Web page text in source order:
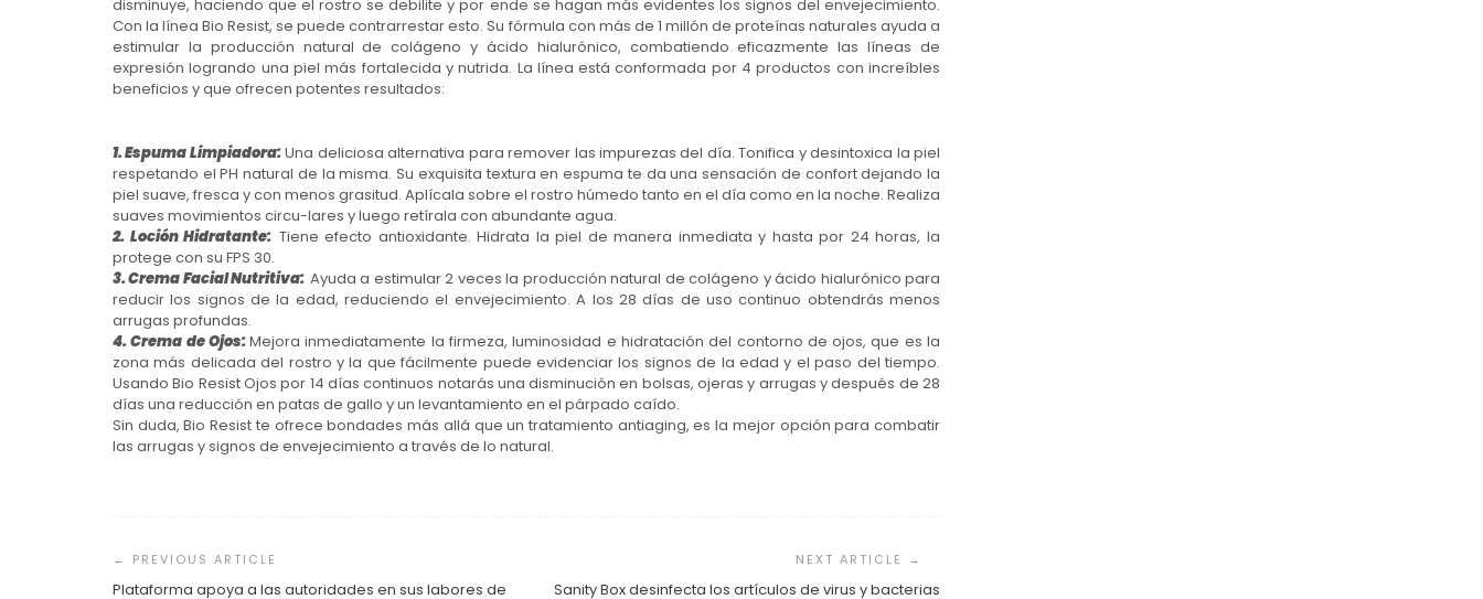
disminuye, haciendo que el rostro se debilite y por ende se hagan más evidentes los signos del envejecimiento.
Con la línea Bio Resist, se puede contrarrestar esto. Su fórmula con más de 1 millón de proteínas naturales ayuda a
estimular la producción natural de colágeno y ácido hialurónico, combatiendo eficazmente las líneas de
expresión logrando una piel más fortalecida y nutrida. La línea está conformada por 4 productos con increíbles
beneficios y que ofrecen potentes resultados:
1. Espuma Limpiadora:Una deliciosa alternativa para remover las impurezas del día. Tonifica y desintoxica la piel
respetando el PH natural de la misma. Su exquisita textura en espuma te da una sensación de confort dejando la
piel suave, fresca y con menos grasitud. Aplícala sobre el rostro húmedo tanto en el día como en la noche. Realiza
suaves movimientos circu-lares y luego retírala con abundante agua.
2. Loción Hidratante: Tiene efecto antioxidante. Hidrata la piel de manera inmediata y hasta por 24 horas, la
protege con su FPS 30.
3. Crema Facial Nutritiva: Ayuda a estimular 2 veces la producción natural de colágeno y ácido hialurónico para
reducir los signos de la edad, reduciendo el envejecimiento. A los 28 días de uso continuo obtendrás menos
arrugas profundas.
4. Crema de Ojos:Mejora inmediatamente la firmeza, luminosidad e hidratación del contorno de ojos, que es la
zona más delicada del rostro y la que fácilmente puede evidenciar los signos de la edad y el paso del tiempo.
Usando Bio Resist Ojos por 14 días continuos notarás una disminución en bolsas, ojeras y arrugas y después de 28
días una reducción en patas de gallo y un levantamiento en el párpado caído.
Sin duda, Bio Resist te ofrece bondades más allá que un tratamiento antiaging, es la mejor opción para combatir
las arrugas y signos de envejecimiento a través de lo natural.
de
entradas
Plataforma apoya a las autoridades en sus labores de
Sanity Box desinfecta los artículos de virus y bacterias